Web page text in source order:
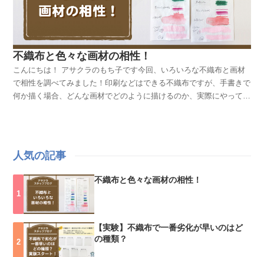
不織布と色々な画材の相性！
こんにちは！ アサクラのもち子です今回、いろいろな不織布と画材
で相性を調べてみました！印刷などはできる不織布ですが、手書きで
何か描く場合、どんな画材でどのように描けるのか、実際にやってみ
長繊維不織布。保温性、軽量性、熱加工性など、他の不織布にない特
性がある・水をはじく、吸水性は無い・柔らかい手触り・均一なエン
ボス加工で、表面はボコボコしている 【和紙調不織布(ユニセル)】
PETとPPの複合不織布・保湿、通気、透湿性がある。すごい水を吸
う感じではない・パリッとした手触り・表面がなめらかで、きれいに
印刷ができる 【ケミカルボンド不織布】PETを接着剤で固めた不織
布、厚みがある・吸水性は無い(水が繊維の隙間を通り抜けてしま
う)・少しごわごわした手触り ・厚みがあり、しっかりしている 【ナ
イロン不織布】ナイロンでできた不織布。染色をしたりする・吸水性
人気の記事
不織布と色々な画材の相性！
【実験】不織布で一番劣化が早いのはど
の種類？